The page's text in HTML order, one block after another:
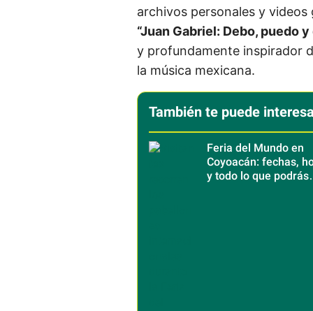
archivos personales y
“Juan Gabriel: Debo, puedo y
y profundamente inspirador
la música mexicana.
También te puede
Feria del Mundo en
Coyoacán: fechas,
y todo lo que podrás